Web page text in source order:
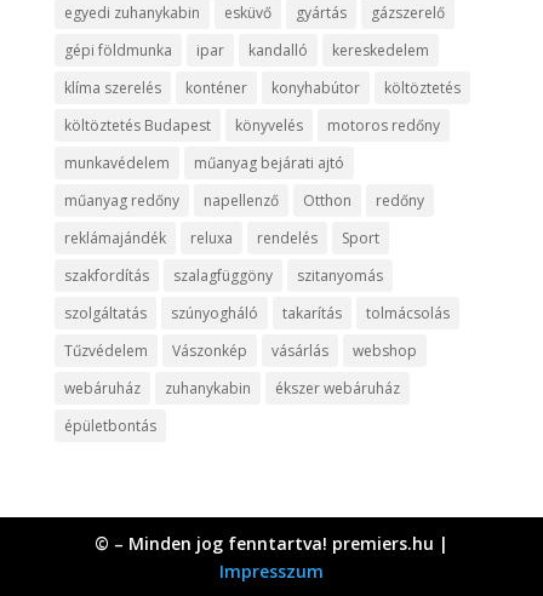
egyedi zuhanykabin
esküvő gyártás
gázszerelő
gépi földmunka
ipar kandalló
kereskedelem
klíma szerelés
konténer konyhabútor
költöztetés
költöztetés Budapest
könyvelés
motoros redőny
munkavédelem
műanyag bejárati ajtó
műanyag redőny
napellenző Otthon
redőny
reklámajándék
reluxa rendelés
Sport
szakfordítás
szalagfüggöny
szitanyomás
szolgáltatás
szúnyogháló takarítás
tolmácsolás
Tűzvédelem
Vászonkép vásárlás
webshop
webáruház
zuhanykabin
ékszer webáruház
épületbontás
© – Minden jog fenntartva! premiers.hu |
Impresszum